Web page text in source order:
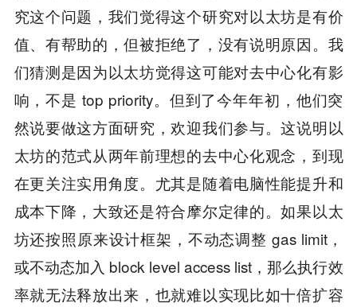
究这个问题，我们觉得这个研究对以太坊是有价
值、有帮助的，但被拒绝了，没有说明原因。我
们猜测是因为以太坊觉得这可能对去中心化有影
响，不是 top priority。但到了今年年初，他们突
然说要做这方面研究，欢迎我们参与。这说明以
太坊的范式从两年前理想的去中心化观念，到现
在更关注实用角度。尤其是随着电脑性能提升和
成本下降，大致还是符合摩尔定律的。如果以太
坊还按照原来设计框架，不动态调整 gas limit，
或不动态加入 block level access list，那么执行效
率就无法释放出来，也就难以实现比如十倍扩容